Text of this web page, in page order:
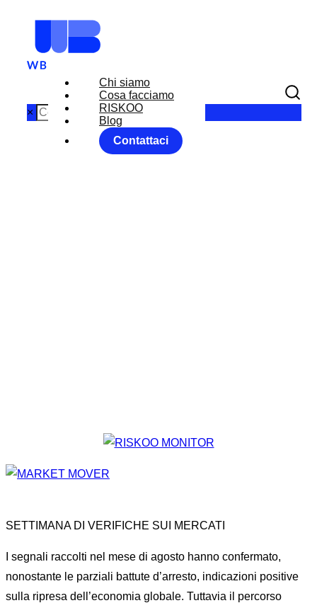
Chi siamo
Cosa facciamo
RISKOO
Blog
Contattaci
×
SETTIMANA
SETTIMANA DI VERIFICHE SUI MERCATI
I segnali raccolti nel mese di agosto hanno confermato,
nonostante le parziali battute d’arresto, indicazioni positive
sulla ripresa dell’economia globale. Tuttavia il percorso